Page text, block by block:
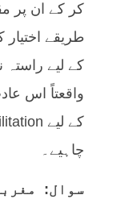
کر کے ان پر
طریقے اختیار
کے لیے راستہ
واقعتاً اس
چاہیے۔
سوال: